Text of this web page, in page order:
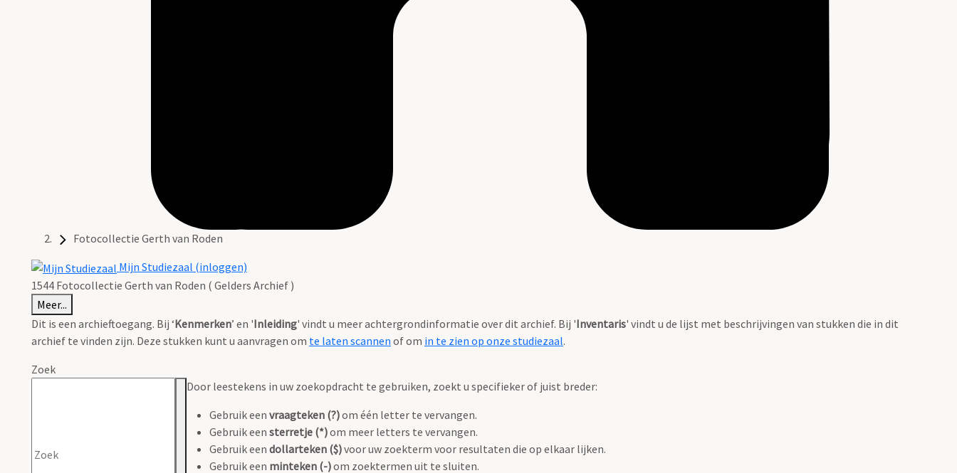
Fotocollectie Gerth van Roden
Mijn Studiezaal (inloggen)
1544 Fotocollectie Gerth van Roden ( Gelders Archief )
Meer...
Dit is een archieftoegang. Bij ‘Kenmerken’ en 'Inleiding' vindt u meer achtergrondinformatie over dit archief. Bij 'Inventaris' vindt u de lijst met beschrijvingen van stukken die in dit
archief te vinden zijn. Deze stukken kunt u aanvragen om te laten scannen of om in te zien op onze studiezaal.
Zoek
Door leestekens in uw zoekopdracht te gebruiken, zoekt u specifieker of juist breder:
Gebruik een vraagteken (?)om één letter te vervangen.
Gebruik een sterretje (*)om meer letters te vervangen.
Gebruik een dollarteken ($)voor uw zoekterm voor resultaten die op elkaar lijken.
Gebruik een minteken (-)om zoektermen uit te sluiten.